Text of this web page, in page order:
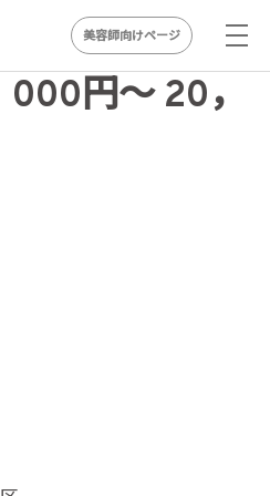
美容師向けページ
000円〜 20，